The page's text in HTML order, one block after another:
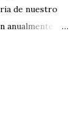
de nuestro
anualmente
acontecido en